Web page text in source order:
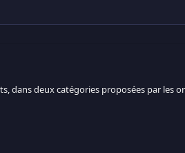
dans deux catégories proposées par les